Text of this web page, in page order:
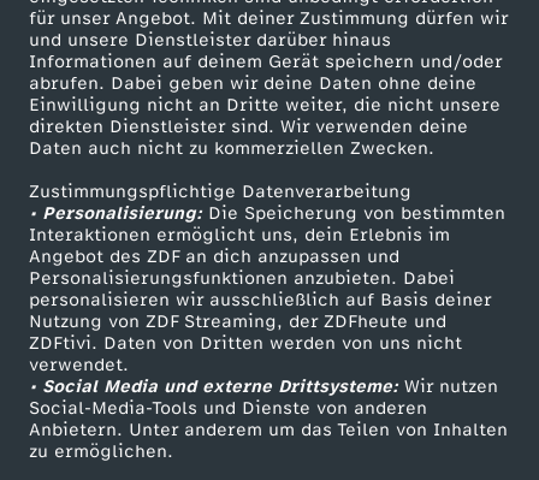
für unser Angebot. Mit deiner Zustimmung dürfen wir
und unsere Dienstleister darüber hinaus
Informationen auf deinem Gerät speichern und/oder
abrufen. Dabei geben wir deine Daten ohne deine
Einwilligung nicht an Dritte weiter, die nicht unsere
direkten Dienstleister sind. Wir verwenden deine
Daten auch nicht zu kommerziellen Zwecken.
Zustimmungspflichtige Datenverarbeitung
• Personalisierung:Die Speicherung von bestimmten
Interaktionen ermöglicht uns, dein Erlebnis im
Angebot des ZDF an dich anzupassen und
Personalisierungsfunktionen anzubieten. Dabei
personalisieren wir ausschließlich auf Basis deiner
Nutzung von ZDF Streaming, der ZDFheute und
ZDFtivi. Daten von Dritten werden von uns nicht
verwendet.
• Social Media und externe Drittsysteme:Wir nutzen
Social-Media-Tools und Dienste von anderen
Anbietern. Unter anderem um das Teilen von Inhalten
zu ermöglichen.
H
i
s
t
o
r
i
s
Mehr ZDF
ZDF-Apps
Smart TV
ZDFtext
Livestreams
Sendungen A-Z
TV-Programm
Service
ZDFmitreden
Kontakt zum ZDF
Tickets
Zuschauerservice
Hilfe
ZDF Unternehmen
Karriere